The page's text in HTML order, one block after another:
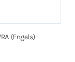
(Engels)